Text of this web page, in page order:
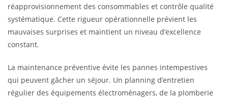
réapprovisionnement des consommables et contrôle qualité
systématique. Cette rigueur opérationnelle prévient les
mauvaises surprises et maintient un niveau d’excellence
constant.
La maintenance préventive évite les pannes intempestives
qui peuvent gâcher un séjour. Un planning d’entretien
régulier des équipements électroménagers, de la plomberie